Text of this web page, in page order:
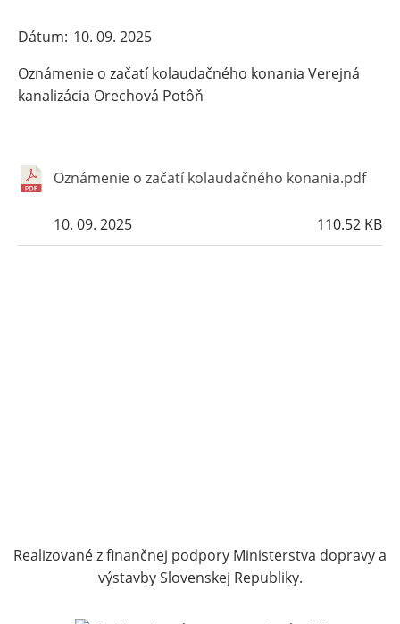
Dátum 10. 09. 2025
Oznámenie o začatí kolaudačného konania Verejná
kanalizácia Orechová Potôň
Oznámenie o začatí kolaudačného konania.pdf
110.52 KB
10. 09. 2025
Realizované z finančnej podpory Ministerstva dopravy a
výstavby Slovenskej Republiky.